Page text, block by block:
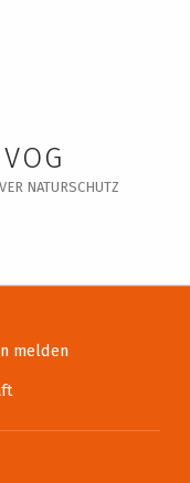
NATURSCHUTZ
melden